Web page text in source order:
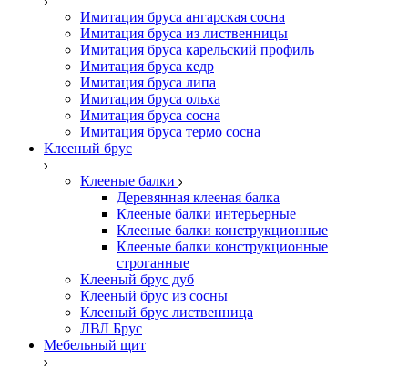
Имитация бруса ангарская сосна
Имитация бруса из лиственницы
Имитация бруса карельский профиль
Имитация бруса кедр
Имитация бруса липа
Имитация бруса ольха
Имитация бруса сосна
Имитация бруса термо сосна
Клееный брус
Клееные балки
Деревянная клееная балка
Клееные балки интерьерные
Клееные балки конструкционные
Клееные балки конструкционные
строганные
Клееный брус дуб
Клееный брус из сосны
Клееный брус лиственница
ЛВЛ Брус
Мебельный щит